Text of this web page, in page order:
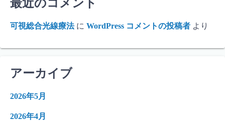
最近のコメント
可視総合光線療法に WordPress コメントの投稿者 より
アーカイブ
2026年5月
2026年4月